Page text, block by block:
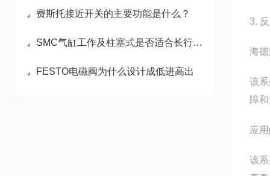
费斯托接近开关的主要功能是什么？
SMC气缸工作及柱塞式是否适合长行程？
FESTO电磁阀为什么设计成低进高出
3.
海
该
障
应
该